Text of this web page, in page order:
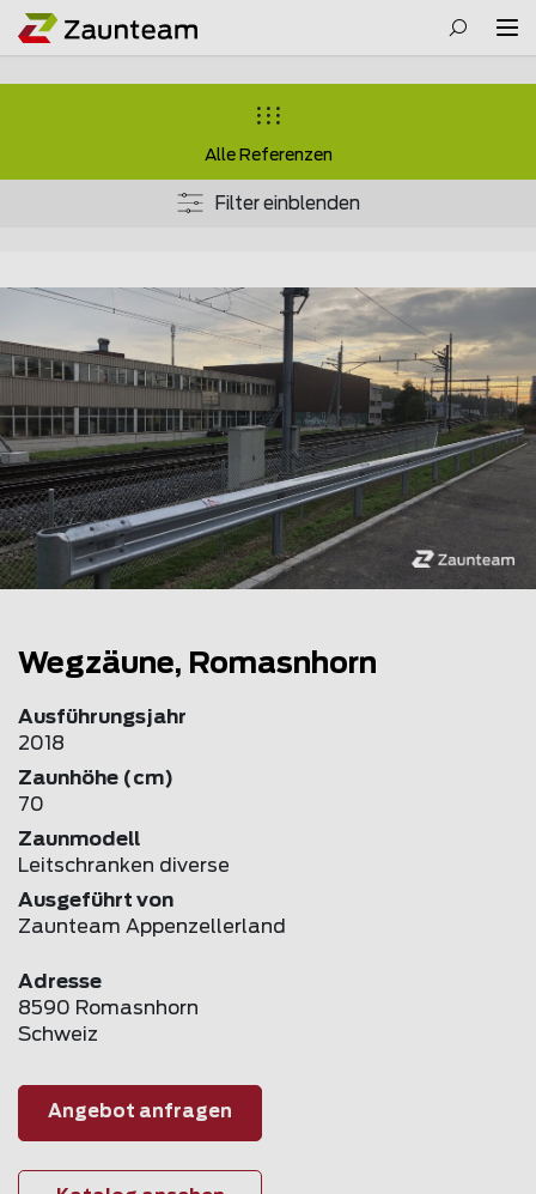
Alle Referenzen
Filter einblenden
Wegzäune, Romasnhorn
Ausführungsjahr
2018
Zaunhöhe (cm)
70
Zaunmodell
Leitschranken diverse
Ausgeführt von
Zaunteam Appenzellerland
Adresse
8590 Romasnhorn
Schweiz
Angebot anfragen